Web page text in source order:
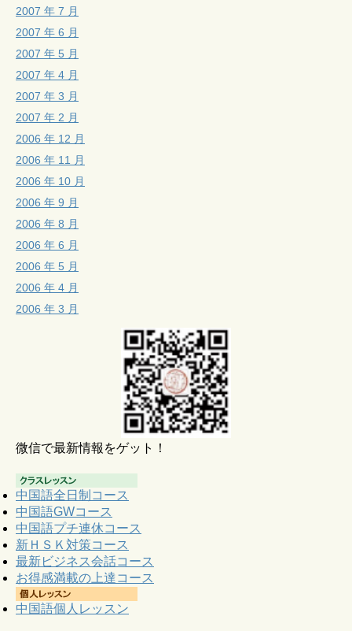
2007 年 7 月
2007 年 6 月
2007 年 5 月
2007 年 4 月
2007 年 3 月
2007 年 2 月
2006 年 12 月
2006 年 11 月
2006 年 10 月
2006 年 9 月
2006 年 8 月
2006 年 6 月
2006 年 5 月
2006 年 4 月
2006 年 3 月
微信で最新情報をゲット！
中国語全日制コース
中国語GWコース
中国語プチ連休コース
新ＨＳＫ対策コース
最新ビジネス会話コース
お得感満載の上達コース
中国語個人レッスン